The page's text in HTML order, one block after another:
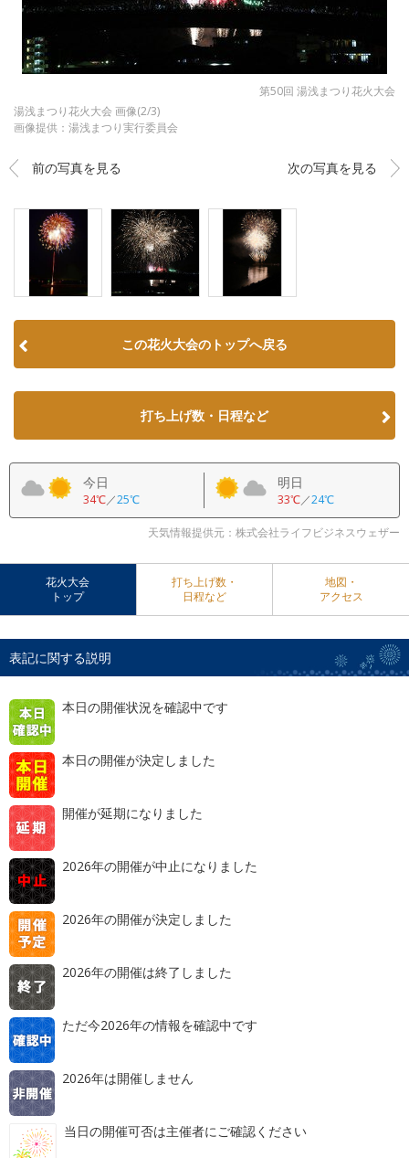
第50回 湯浅まつり花火大会
湯浅まつり花火大会 画像(2/3)
画像提供：湯浅まつり実行委員会
前の写真を見る 次の写真を見る
この花火大会のトップへ戻る
打ち上げ数・日程など
今日
34℃／25℃
明日
33℃／24℃
天気情報提供元：株式会社ライフビジネスウェザー
花火大会
トップ
打ち上げ数・
日程など
地図・
アクセス
表記に関する説明
本日の開催状況を確認中です
本日の開催が決定しました
開催が延期になりました
2026年の開催が中止になりました
2026年の開催が決定しました
2026年の開催は終了しました
ただ今2026年の情報を確認中です
2026年は開催しません
当日の開催可否は主催者にご確認ください